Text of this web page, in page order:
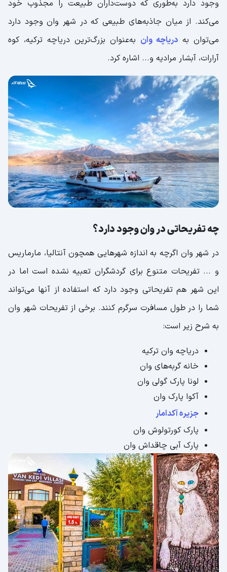
وجود دارد به‌طوری که دوست‌داران طبیعت را مجذوب خود
می‌کند. از میان جاذبه‌های طبیعی که در شهر وان وجود دارد
می‌توان به دریاچه وان به‌عنوان بزرگ‌ترین دریاچه ترکیه، کوه
آرارات، آبشار مرادیه و... اشاره کرد.
چه تفریحاتی در وان وجود دارد؟
در شهر وان اگرچه به اندازه شهرهایی همچون آنتالیا، مارماریس
و ... تفریحات متنوع برای گردشگران تعبیه نشده است اما در
این شهر هم تفریحاتی وجود دارد که استفاده از آنها می‌تواند
شما را در طول مسافرت سرگرم کنند. برخی از تفریحات شهر وان
به شرح زیر است:
دریاچه وان ترکیه
خانه گربه‌های وان
لونا پارک گولی وان
آکوا پارک وان
جزیره آکدامار
پارک کورتولوش وان
پارک آبی چاقداش وان